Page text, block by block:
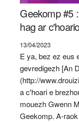
Geekomp #5
hag ar
13/04/2023
E ya, bez ez eus
gevredigezh [An
(http://
a c'hoari e
mouezh Gwenn
Geekomp. A-